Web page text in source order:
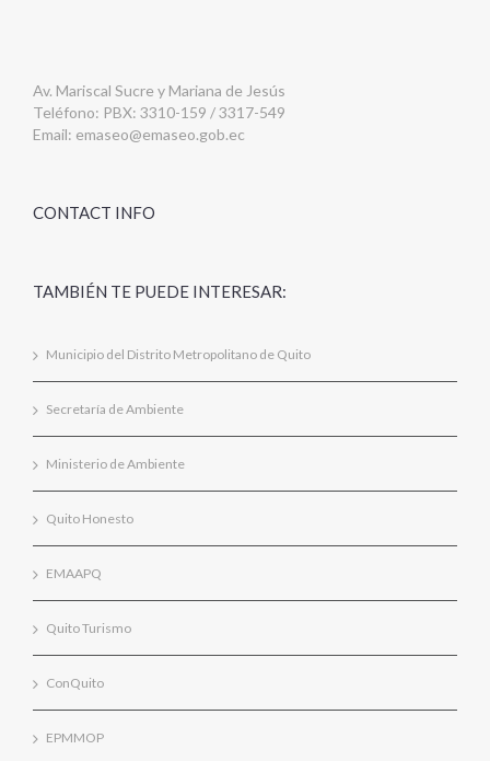
Av. Mariscal Sucre y Mariana de Jesús
Teléfono: PBX: 3310-159 / 3317-549
Email: emaseo@emaseo.gob.ec
CONTACT INFO
TAMBIÉN TE PUEDE INTERESAR:
Municipio del Distrito Metropolitano de Quito
Secretaría de Ambiente
Ministerio de Ambiente
Quito Honesto
EMAAPQ
Quito Turismo
ConQuito
EPMMOP